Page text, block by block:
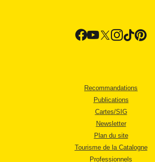
Recommandations
Publications
Cartes/SIG
Newsletter
Plan du site
Tourisme de la Catalogne
Professionnels